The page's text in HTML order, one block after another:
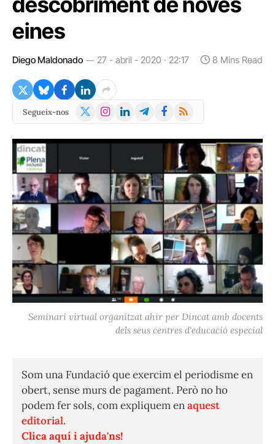
eines
Diego Maldonado 27 - abril - 2020 · 22:17 8 Mins Read
Segueix-nos
X
Instagram
LinkedInTelegramFacebook
RSS
Seminari virtual organitzat ahir per Dincat amb docents
dels seus centres d'educació especial
Som una Fundació que exercim el periodisme en
obert, sense murs de pagament. Però no ho
podem fer sols, com expliquem enaquest
editorial.
Clica aquí i ajuda'ns!